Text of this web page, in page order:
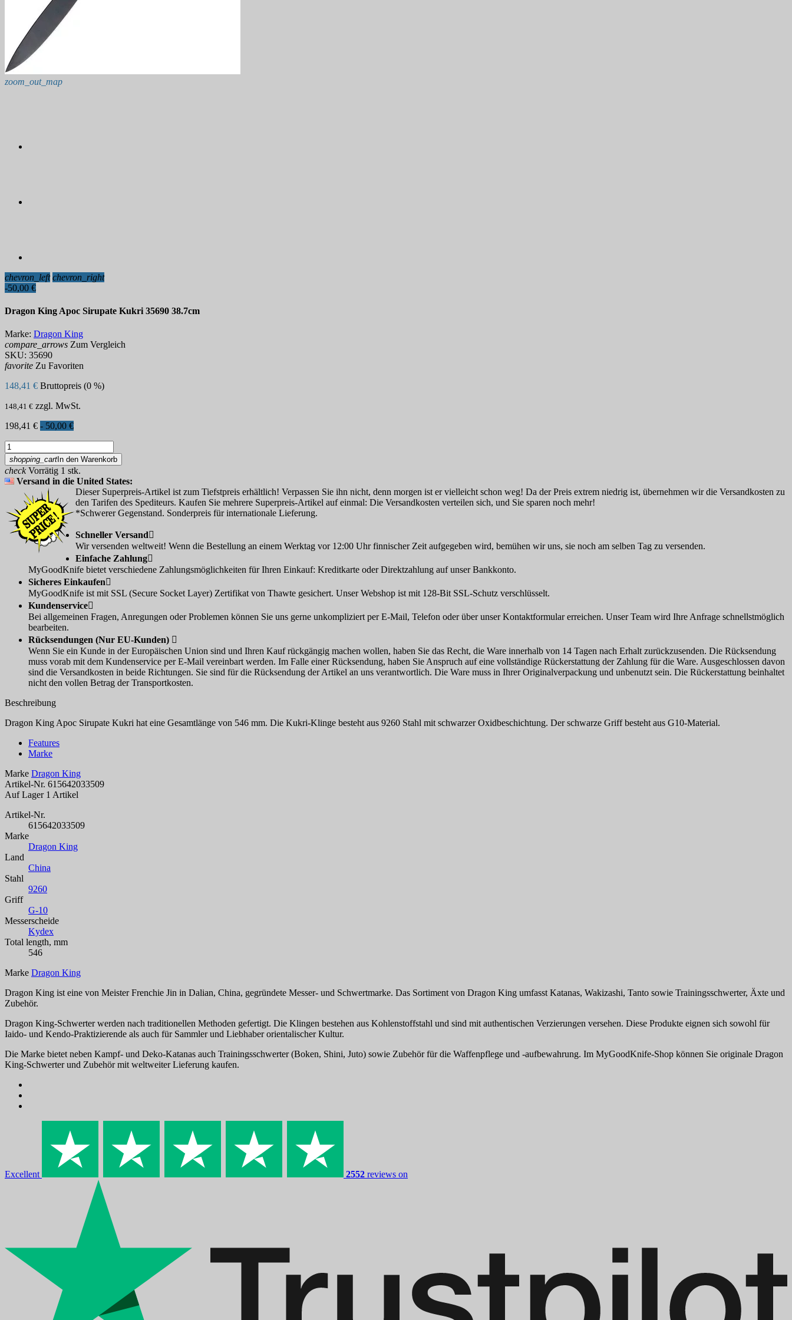
zoom_out_map
chevron_left chevron_right
-50,00 €
Dragon King Apoc Sirupate Kukri 35690 38.7cm
Marke: Dragon King
compare_arrows Zum Vergleich
SKU: 35690
favorite Zu Favoriten
148,41 € Bruttopreis (0 %)
148,41 € zzgl. MwSt.
198,41 € - 50,00 €
shopping_cart In den Warenkorb
checkVorrätig 1 stk.
Versand in die United States:
Dieser Superpreis-Artikel ist zum Tiefstpreis erhältlich! Verpassen Sie ihn nicht, denn morgen ist er vielleicht schon weg! Da der Preis extrem niedrig ist, übernehmen wir die Versandkosten zu
den Tarifen des Spediteurs. Kaufen Sie mehrere Superpreis-Artikel auf einmal: Die Versandkosten verteilen sich, und Sie sparen noch mehr!
*Schwerer Gegenstand. Sonderpreis für internationale Lieferung.
Schneller Versand
Wir versenden weltweit! Wenn die Bestellung an einem Werktag vor 12:00 Uhr finnischer Zeit aufgegeben wird, bemühen wir uns, sie noch am selben Tag zu versenden.
Einfache Zahlung
MyGoodKnife bietet verschiedene Zahlungsmöglichkeiten für Ihren Einkauf: Kreditkarte oder Direktzahlung auf unser Bankkonto.
Sicheres Einkaufen
MyGoodKnife ist mit SSL (Secure Socket Layer) Zertifikat von Thawte gesichert. Unser Webshop ist mit 128-Bit SSL-Schutz verschlüsselt.
Kundenservice
Bei allgemeinen Fragen, Anregungen oder Problemen können Sie uns gerne unkompliziert per E-Mail, Telefon oder über unser Kontaktformular erreichen. Unser Team wird Ihre Anfrage schnellstmöglich
bearbeiten.
Rücksendungen (Nur EU-Kunden) 
Wenn Sie ein Kunde in der Europäischen Union sind und Ihren Kauf rückgängig machen wollen, haben Sie das Recht, die Ware innerhalb von 14 Tagen nach Erhalt zurückzusenden. Die Rücksendung
muss vorab mit dem Kundenservice per E-Mail vereinbart werden. Im Falle einer Rücksendung, haben Sie Anspruch auf eine vollständige Rückerstattung der Zahlung für die Ware. Ausgeschlossen davon
sind die Versandkosten in beide Richtungen. Sie sind für die Rücksendung der Artikel an uns verantwortlich. Die Ware muss in Ihrer Originalverpackung und unbenutzt sein. Die Rückerstattung beinhaltet
nicht den vollen Betrag der Transportkosten.
Beschreibung
Dragon King Apoc Sirupate Kukri hat eine Gesamtlänge von 546 mm. Die Kukri-Klinge besteht aus 9260 Stahl mit schwarzer Oxidbeschichtung. Der schwarze Griff besteht aus G10-Material.
Features
Marke
Marke Dragon King
Artikel-Nr. 615642033509
Auf Lager 1 Artikel
Artikel-Nr.
615642033509
Marke
Dragon King
Land
China
Stahl
9260
Griff
G-10
Messerscheide
Kydex
Total length, mm
546
Marke Dragon King
Dragon King ist eine von Meister Frenchie Jin in Dalian, China, gegründete Messer- und Schwertmarke. Das Sortiment von Dragon King umfasst Katanas, Wakizashi, Tanto sowie Trainingsschwerter, Äxte und
Zubehör.
Dragon King-Schwerter werden nach traditionellen Methoden gefertigt. Die Klingen bestehen aus Kohlenstoffstahl und sind mit authentischen Verzierungen versehen. Diese Produkte eignen sich sowohl für
Iaido- und Kendo-Praktizierende als auch für Sammler und Liebhaber orientalischer Kultur.
Die Marke bietet neben Kampf- und Deko-Katanas auch Trainingsschwerter (Boken, Shini, Juto) sowie Zubehör für die Waffenpflege und -aufbewahrung. Im MyGoodKnife-Shop können Sie originale Dragon
King-Schwerter und Zubehör mit weltweiter Lieferung kaufen.
Excellent 2552 reviews on